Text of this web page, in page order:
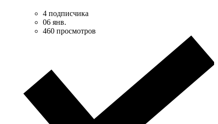
4 подписчика
06 янв.
460 просмотров